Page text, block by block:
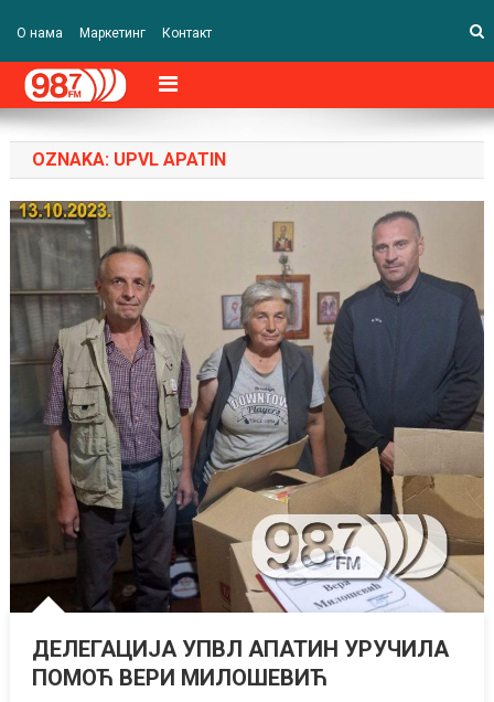
О нама Маркетинг Контакт
OZNAKA: UPVL APATIN
ДЕЛЕГАЦИЈА УПВЛ АПАТИН УРУЧИЛА
ПОМОЋ ВЕРИ МИЛОШЕВИЋ